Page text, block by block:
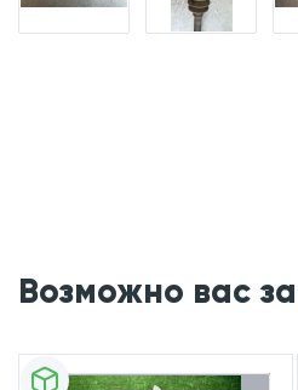
Возможно вас